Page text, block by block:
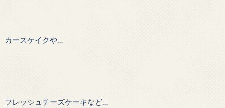
カースケイクや…
フレッシュチーズケーキなど…